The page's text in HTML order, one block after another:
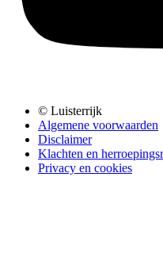
© Luisterrijk
Algemene voorwaarden
Disclaimer
Klachten en
Privacy en cookies